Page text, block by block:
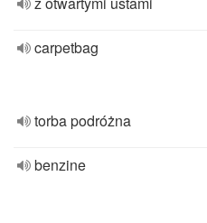
carpetbag
torba podróżna
benzine